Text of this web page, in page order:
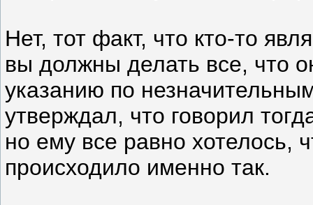
Нет, тот факт, что кто-то
вы должны делать все, что
указанию по
утверждал, что говорил
но ему все равно хотелось,
происходило именно так.